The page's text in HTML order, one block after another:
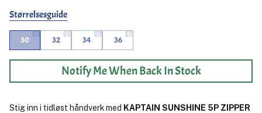
Størrelsesguide
30 32 34 36
Notify Me When Back In Stock
Stig inn i tidløst håndverk med KAPTAIN SUNSHINE 5P ZIPPER